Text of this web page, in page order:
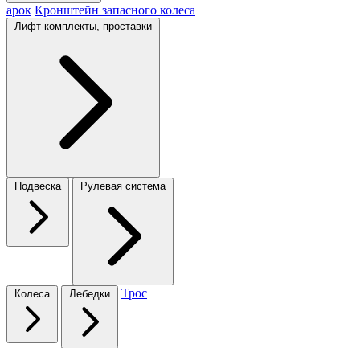
арок Кронштейн запасного колеса
Лифт-комплекты, проставки
Подвеска Рулевая система
Колеса Лебедки Трос